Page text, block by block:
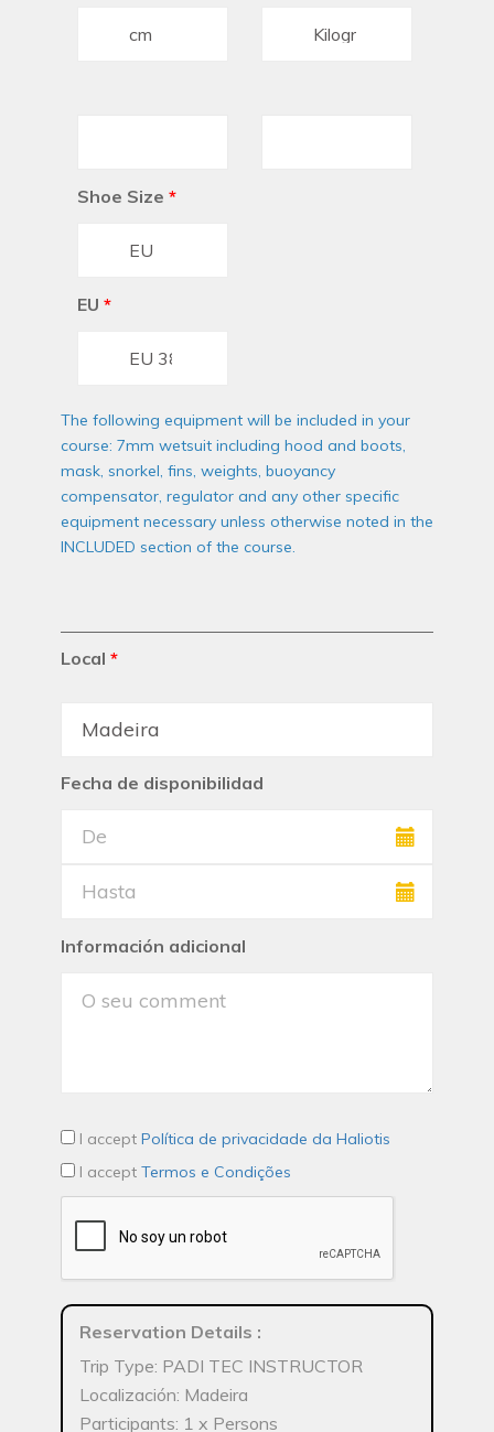
Shoe Size *
EU *
The following equipment will be included in your
course: 7mm wetsuit including hood and boots,
mask, snorkel, fins, weights, buoyancy
compensator, regulator and any other specific
equipment necessary unless otherwise noted in the
INCLUDED section of the course.
Local *
Fecha de disponibilidad
Información adicional
I accept Política de privacidade da Haliotis
I accept Termos e Condições
Reservation Details :
Trip Type: PADI TEC INSTRUCTOR
Localización: Madeira
Participants: 1 x Persons